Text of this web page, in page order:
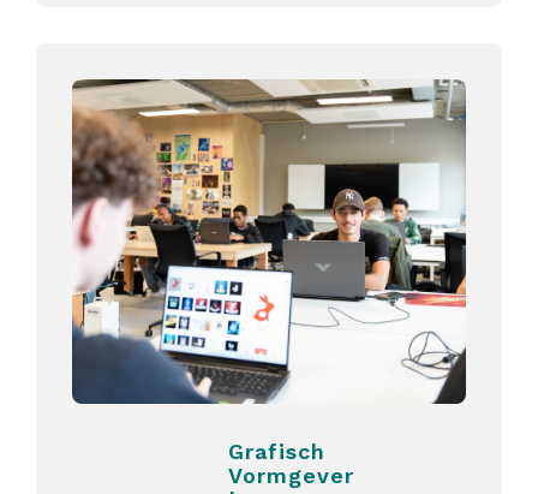
Grafisch
Vormgever